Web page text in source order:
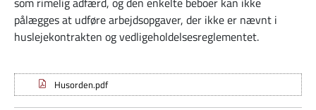
pålægges at udføre arbejdsopgaver, der ikke er nævnt i
huslejekontrakten og vedligeholdelsesreglementet.
Husorden.pdf